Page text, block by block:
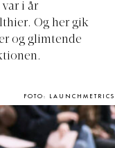
var i år
Og her gik
og glimtende
FOTO: LAUNCHMETRICS